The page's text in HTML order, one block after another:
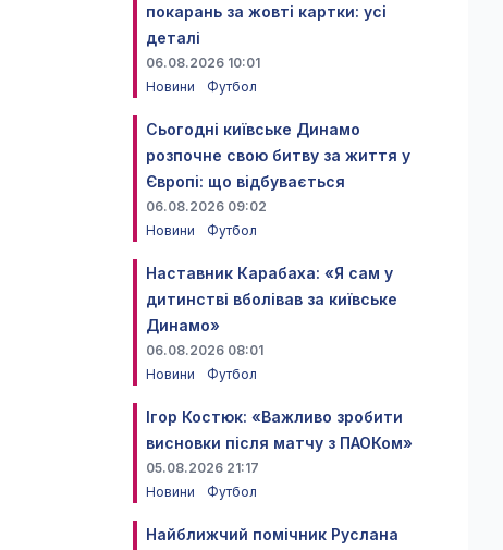
покарань за жовті картки: усі
деталі
06.08.2026 10:01
Новини
Футбол
Сьогодні київське Динамо
розпочне свою битву за життя у
Європі: що відбувається
06.08.2026 09:02
Новини
Футбол
Наставник Карабаха: «Я сам у
дитинстві вболівав за київське
Динамо»
06.08.2026 08:01
Новини
Футбол
Ігор Костюк: «Важливо зробити
висновки після матчу з ПАОКом»
05.08.2026 21:17
Новини
Футбол
Найближчий помічник Руслана